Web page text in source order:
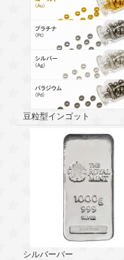
豆粒型インゴット
シルバーバー